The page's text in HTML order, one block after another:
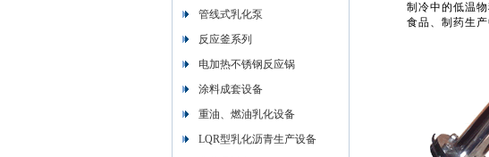
管线式乳化泵
反应釜系列
电加热不锈钢反应锅
涂料成套设备
重油、燃油乳化设备
LQR型乳化沥青生产设备
制冷中的低温物料
食品、制药生产中